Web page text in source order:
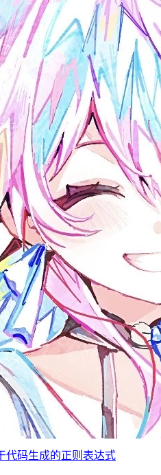
底是个啥——深入理解 C# 泛型
处理编程（一）
创建仓库的爆炸经历
新提示
代码生成的正则表达式